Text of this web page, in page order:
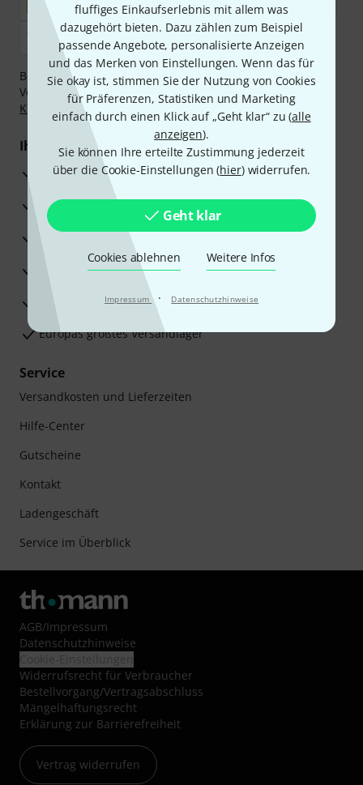
fluffiges Einkaufserlebnis mit allem was
dazugehört bieten. Dazu zählen zum Beispiel
passende Angebote, personalisierte Anzeigen
und das Merken von Einstellungen. Wenn das für
Sie okay ist, stimmen Sie der Nutzung von Cookies
für Präferenzen, Statistiken und Marketing
einfach durch einen Klick auf „Geht klar“ zu (alle
anzeigen).
Sie können Ihre erteilte Zustimmung jederzeit
über die Cookie-Einstellungen (hier) widerrufen.
Geht klar
Cookies ablehnen Weitere Infos
Impressum · Datenschutzhinweise
Bezahlen Sie vertraulich und sicher per Nachnahme,
Vorkasse, PayPal, Amazon Pay, Klarna Sofort bezahlen
Klarna Ratenzahlungoder Kreditkarte.
Ihre Vorteile
3 Jahre Thomann Garantie
30 Tage Money-Back-Garantie
Reparaturservice
Beratung durch Fachexperten
Zufriedenheitsgarantie
Europas größtes Versandlager
Service
Versandkosten und Lieferzeiten
Hilfe-Center
Gutscheine
Kontakt
Ladengeschäft
Service im Überblick
AGB/Impressum
Datenschutzhinweise
Widerrufsrecht für Verbraucher
Bestellvorgang/Vertragsabschluss
Mängelhaftungsrecht
Erklärung zur Barrierefreiheit
Vertrag widerrufen